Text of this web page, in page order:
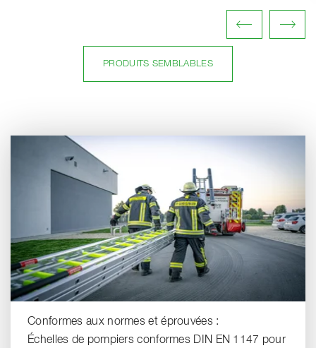
PRODUITS SEMBLABLES
Conformes aux normes et éprouvées :
Échelles de pompiers conformes DIN EN 1147 pour